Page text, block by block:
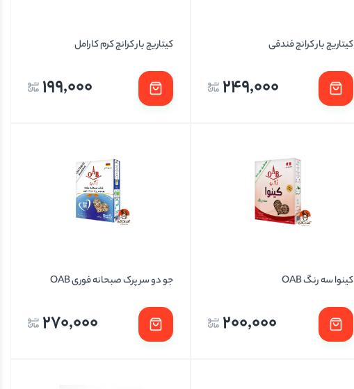
کیتاریچ بار کرانچ فندقی
249,000
کیتاریچ بار کرانچ کرم کارامل
199,000
کینوا سه رنگ OAB
200,000
جو دو سر پرک صبحانه فوری OAB
270,000